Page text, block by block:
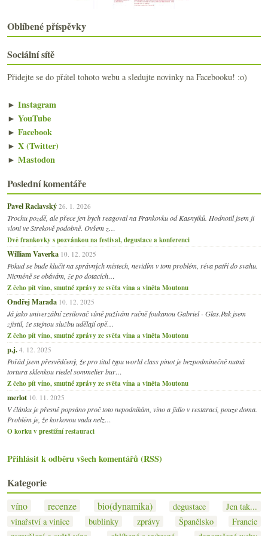
►2016(250)
►2015(251)
►2014(254)
►2013(249)
►2012(254)
►2010(249)
►2009(249)
2008(270)
2007(108)
Oblíbené příspěvky
Sociální sítě
Přidejte se do přátel tohoto webu a sledujte novinky na Facebooku! :o)
► Instagram
► YouTube
► Facebook
► X (Twitter)
► Mastodon
Poslední komentáře
Pavel Raclavský 26. 1. 2026
Trochu pozdě, ale přece jen bych reagoval na Frankovku od Kasnyiků. Hodnotil jsem ji
vloni ve Strekově podobně. Ovšem z…
Dvě frankovky s pozvánkou na festival, degustace a konferenci
William Vaverka 10. 12. 2025
Pokud se bude klučit na správných místech, nevidím v tom problém, réva patří do svahu.
Nicméně se obávám, že po dotacích…
Z čeho pít víno, smutné zprávy ze světa vína a viněta Moutonu
Ondřej Marada 10. 12. 2025
Já jako univerzální zesilovač vůně pužívám ručně foukanou Gabriel - Glas.Pak jsem
zjistil, že stejnou službu udělají opě…
Z čeho pít víno, smutné zprávy ze světa vína a viněta Moutonu
p.j. 4. 12. 2025
Pořád jsem přesvědčený, že pro titul typu world class pinot je bezpodmínečně nutná
tortura sklenkou riedel sommelier bur…
Z čeho pít víno, smutné zprávy ze světa vína a viněta Moutonu
merlot 10. 11. 2025
V článku je přesně popsáno proč toto nepodnikám, víno a jídlo v restaraci, pouze doma.
Problém je, že korkovou vadu nelz…
O korku v prestižní restauraci
Přihlásit k odběru všech komentářů (RSS)
Kategorie
víno recenze bio(dynamika) degustace
Jen tak...
vinařství a vinice
bublinky zprávy Španělsko
Francie